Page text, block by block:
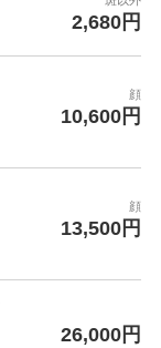
2,680円
顔
10,600円
顔
13,500円
26,000円